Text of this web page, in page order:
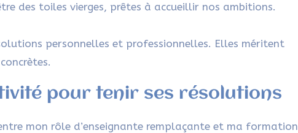
des toiles vierges, prêtes à accueillir nos ambitions.
personnelles et professionnelles. Elles méritent
pour tenir ses résolutions
mon rôle d’enseignante remplaçante et ma formation